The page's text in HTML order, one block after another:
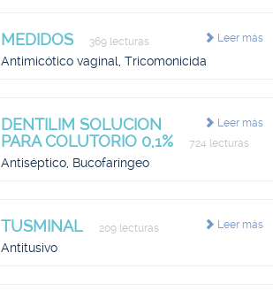
Leer más
MEDIDOS 369 lecturas
Antimicótico vaginal, Tricomonicida
Leer más
DENTILIM SOLUCION
PARA COLUTORIO 0,1%
724 lecturas
Antiséptico, Bucofaríngeo
Leer más
TUSMINAL 209 lecturas
Antitusivo